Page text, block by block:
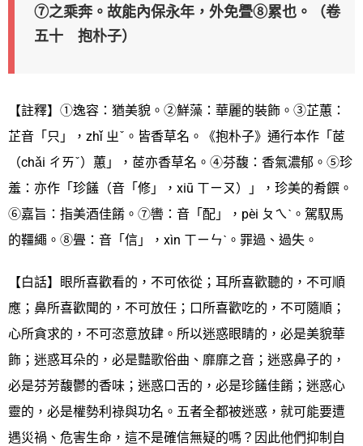
⑦之乘奔。故能內保永年，外免舋⑧累也。（卷
五十 抱朴子）
【註釋】①逸容：猶美貌。②鮮藻：華麗的裝飾。③芷蕙：
芷音「只」，zhǐ ㄓˇ。皆香草名。《抱朴子》通行本作「茝
（chǎi ㄔㄞˇ）蕙」，茝亦香草名。④芬馥：香氣濃郁。⑤珍
羞：亦作「珍饈（音「修」，xiū ㄒㄧㄡ）」，珍美的肴饌。
⑥嘉旨：指美酒佳餚。⑦轡：音「配」，pèi ㄆㄟˋ。駕馭馬
的韁繩。⑧舋：音「信」，xìn ㄒㄧㄣˋ。罪過、過失。
【白話】眼所喜歡看的，不可依從；耳所喜歡聽的，不可順
應；鼻所喜歡聞的，不可放任；口所喜歡吃的，不可隨順；
心所貪求的，不可恣意放肆。所以迷惑眼睛的，必是美貌華
飾；迷惑耳朵的，必是豔歌俗曲、靡靡之音；迷惑鼻子的，
必是芬芳馥鬱的香味；迷惑口舌的，必是珍饈佳餚；迷惑心
靈的，必是權勢利祿與功名。五者全都被迷惑，就可能要遭
遇災禍、危害生命，這不是確信無疑的嗎？因此他們抑制自